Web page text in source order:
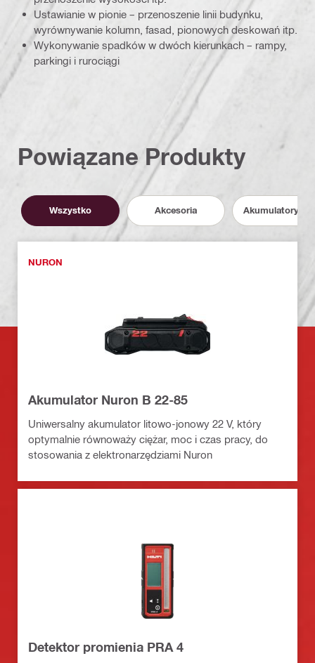
Ustawianie w pionie – przenoszenie linii budynku,
wyrównywanie kolumn, fasad, pionowych deskowań itp.
Wykonywanie spadków w dwóch kierunkach – rampy,
parkingi i rurociągi
Powiązane Produkty
Wszystko Akcesoria Akumulatory i
NURON
Akumulator Nuron B 22-85
Uniwersalny akumulator litowo-jonowy 22 V, który
optymalnie równoważy ciężar, moc i czas pracy, do
stosowania z elektronarzędziami Nuron
Detektor promienia PRA 4